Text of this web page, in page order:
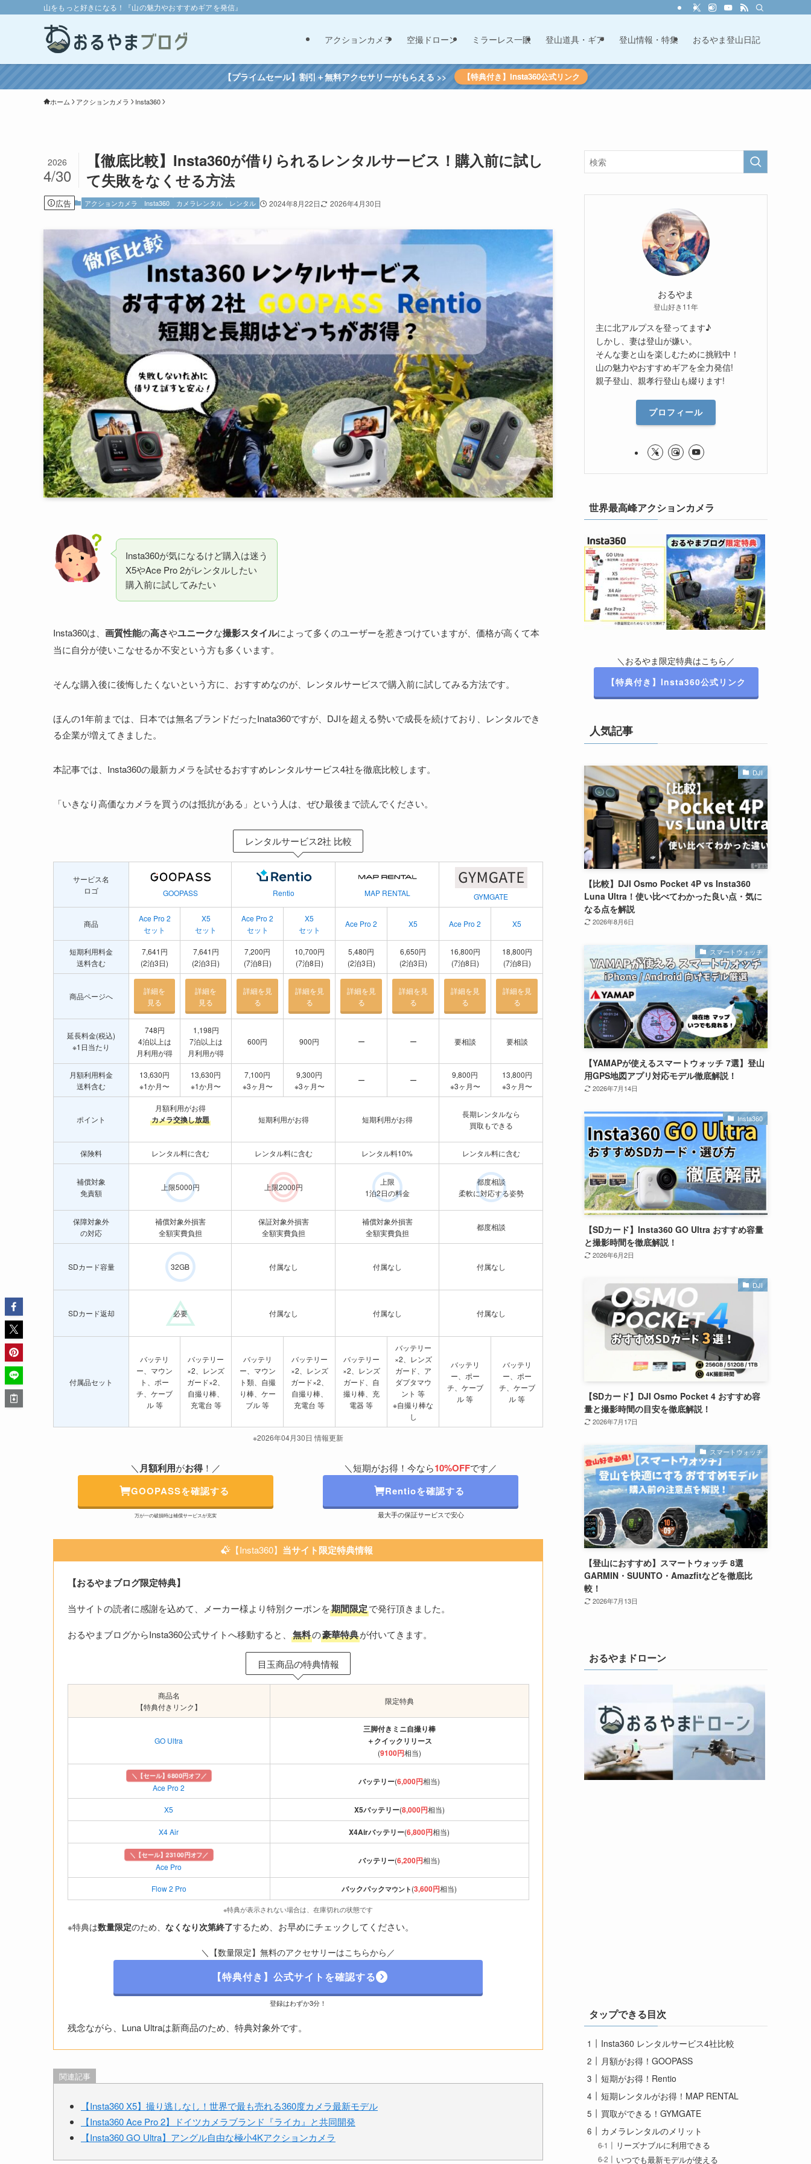
山をもっと好きになる！『山の魅力やおすすめギアを発信』
アクションカメラ 空撮ドローン ミラーレス一眼 登山道具・ギア 登山情報・特集 おるやま登山日記
【プライムセール】割引＋無料アクセサリーがもらえる >> 【特典付き】Insta360公式リンク
ホーム アクションカメラ Insta360
【徹底比較】Insta360が借りられるレンタルサービス！購入前に試し
て失敗をなくせる方法
2026
4/30
広告 アクションカメラ Insta360 カメラレンタル レンタル 2024年8月22日 2026年4月30日
Insta360が気になるけど購入は迷う
X5やAce Pro 2がレンタルしたい
購入前に試してみたい
Insta360は、 画質性能の高さやユニークな撮影スタイルによって多くのユーザーを惹きつけていますが、価格が高くて本
当に自分が使いこなせるか不安という方も多くいます。
そんな購入後に後悔したくないという方に、おすすめなのが、レンタルサービスで購入前に試してみる方法です。
ほんの1年前までは、日本では無名ブランドだったInata360ですが、DJIを超える勢いで成長を続けており、レンタルでき
る企業が増えてきました。
本記事では、Insta360の最新カメラを試せるおすすめレンタルサービス4社を徹底比較します。
「いきなり高価なカメラを買うのは抵抗がある」という人は、ぜひ最後まで読んでください。
レンタルサービス2社 比較
サービス名
ロゴ
GOOPASS Rentio MAP RENTAL GYMGATE
商品
Ace Pro 2
セット
X5
セット
Ace Pro 2
セット
X5
セット
Ace Pro 2 X5 Ace Pro 2 X5
短期利用料金
送料含む
7,641円
(2泊3日)
7,641円
(2泊3日)
7,200円
(7泊8日)
10,700円
(7泊8日)
5,480円
(2泊3日)
6,650円
(2泊3日)
16,800円
(7泊8日)
18,800円
(7泊8日)
商品ページへ
詳細を
見る
詳細を
見る
詳細を見
る
詳細を見
る
詳細を見
る
詳細を見
る
詳細を見
る
詳細を見
る
延長料金(税込)
※1日当たり
748円
4泊以上は
月利用が得
1,198円
7泊以上は
月利用が得
600円 900円 ー ー 要相談 要相談
月額利用料金
送料含む
13,630円
※1か月〜
13,630円
※1か月〜
7,100円
※3ヶ月〜
9,300円
※3ヶ月〜
ー ー
9,800円
※3ヶ月〜
13,800円
※3ヶ月〜
ポイント
月額利用がお得
カメラ交換し放題 短期利用がお得 短期利用がお得
長期レンタルなら
買取もできる
保険料 レンタル料に含む レンタル料に含む レンタル料10% レンタル料に含む
補償対象
免責額
上限5000円 上限2000円
上限
1泊2日の料金
都度相談
柔軟に対応する姿勢
保障対象外
の対応
補償対象外損害
全額実費負担
保証対象外損害
全額実費負担
補償対象外損害
全額実費負担
都度相談
SDカード容量 32GB 付属なし 付属なし 付属なし
SDカード返却 必要 付属なし 付属なし 付属なし
付属品セット
バッテリ
ー、マウン
ト、ポー
チ、ケーブ
ル 等
バッテリー
×2、レンズ
ガード×2、
自撮り棒、
充電台 等
バッテリ
ー、マウン
ト類、自撮
り棒、ケー
ブル 等
バッテリー
×2、レンズ
ガード×2、
自撮り棒、
充電台 等
バッテリー
×2、レンズ
ガード、自
撮り棒、充
電器 等
バッテリー
×2、レンズ
ガード、ア
ダプタマウ
ント 等
※自撮り棒な
し
バッテリ
ー、ポー
チ、ケーブ
ル 等
バッテリ
ー、ポー
チ、ケーブ
ル 等
※2026年04月30日 情報更新
＼ 月額利用がお得！／
GOOPASSを確認する
万が一の破損時は補償サービスが充実
＼短期がお得！今なら10%OFFです／
Rentioを確認する
最大手の保証サービスで安心
【Insta360】 当サイト限定特典情報
【おるやまブログ限定特典】
当サイトの読者に感謝を込めて、メーカー様より特別クーポンを期間限定で発行頂きました。
おるやまブログからInsta360公式サイトへ移動すると、 無料の豪華特典が付いてきます。
目玉商品の特典情報
商品名
【特典付きリンク】
限定特典
GO Ultra
三脚付きミニ自撮り棒
＋クイックリリース
(9100円相当)
＼【セール】6800円オフ／
Ace Pro 2
バッテリー(6,000円相当)
X5 X5バッテリー(8,000円相当)
X4 Air X4Airバッテリー(6,800円相当)
＼【セール】23100円オフ／
Ace Pro
バッテリー(6,200円相当)
Flow 2 Pro バックパックマウント (3,600円相当)
※特典が表示されない場合は、在庫切れの状態です
※特典は数量限定のため、 なくなり次第終了するため、お早めにチェックしてください。
＼【数量限定】無料のアクセサリーはこちらから／
【特典付き】公式サイトを確認する
登録はわずか3分！
残念ながら、Luna Ultraは新商品のため、特典対象外です。
関連記事
【Insta360 X5】撮り逃しなし！世界で最も売れる360度カメラ最新モデル
【Insta360 Ace Pro 2】ドイツカメラブランド『ライカ』と共同開発
【Insta360 GO Ultra】アングル自由な極小4Kアクションカメラ
おるやま
登山好き11年
主に北アルプスを登ってます♪
しかし、妻は登山が嫌い。
そんな妻と山を楽しむために挑戦中！
山の魅力やおすすめギアを全力発信!
親子登山、親孝行登山も綴ります!
プロフィール
世界最高峰アクションカメラ
＼おるやま限定特典はこちら／
【特典付き】Insta360公式リンク
人気記事
DJI
【比較】DJI Osmo Pocket 4P vs Insta360
Luna Ultra！使い比べてわかった良い点・気に
なる点を解説
2026年8月6日
スマートウォッチ
【YAMAPが使えるスマートウォッチ 7選】登山
用GPS地図アプリ対応モデル徹底解説！
2026年7月14日
Insta360
【SDカード】Insta360 GO Ultra おすすめ容量
と撮影時間を徹底解説！
2026年6月2日
DJI
【SDカード】DJI Osmo Pocket 4 おすすめ容
量と撮影時間の目安を徹底解説！
2026年7月17日
スマートウォッチ
【登山におすすめ】スマートウォッチ 8選
GARMIN・SUUNTO・Amazfitなどを徹底比
較！
2026年7月13日
おるやまドローン
タップできる目次
Insta360 レンタルサービス4社比較
月額がお得！GOOPASS
短期がお得！Rentio
短期レンタルがお得！MAP RENTAL
買取ができる！GYMGATE
カメラレンタルのメリット
リーズナブルに利用できる
いつでも最新モデルが使える